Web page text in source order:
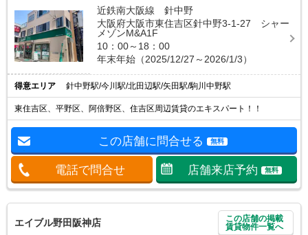
近鉄南大阪線 針中野
大阪府大阪市東住吉区針中野3-1-27 シャー
メゾンM&A1F
10：00～18：00
年末年始（2025/12/27～2026/1/3）
得意エリア 針中野駅/今川駅/北田辺駅/矢田駅/駒川中野駅
東住吉区、平野区、阿倍野区、住吉区周辺賃貸のエキスパート！！
この店舗に問合せる 無料
電話で問合せ 店舗来店予約 無料
エイブル野田阪神店
この店舗の掲載
賃貸物件一覧へ